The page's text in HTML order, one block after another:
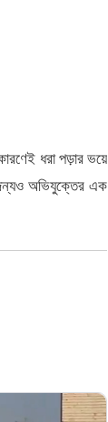
ধরা পড়ার ভয়ে
জন্যও অভিযুক্তের এক